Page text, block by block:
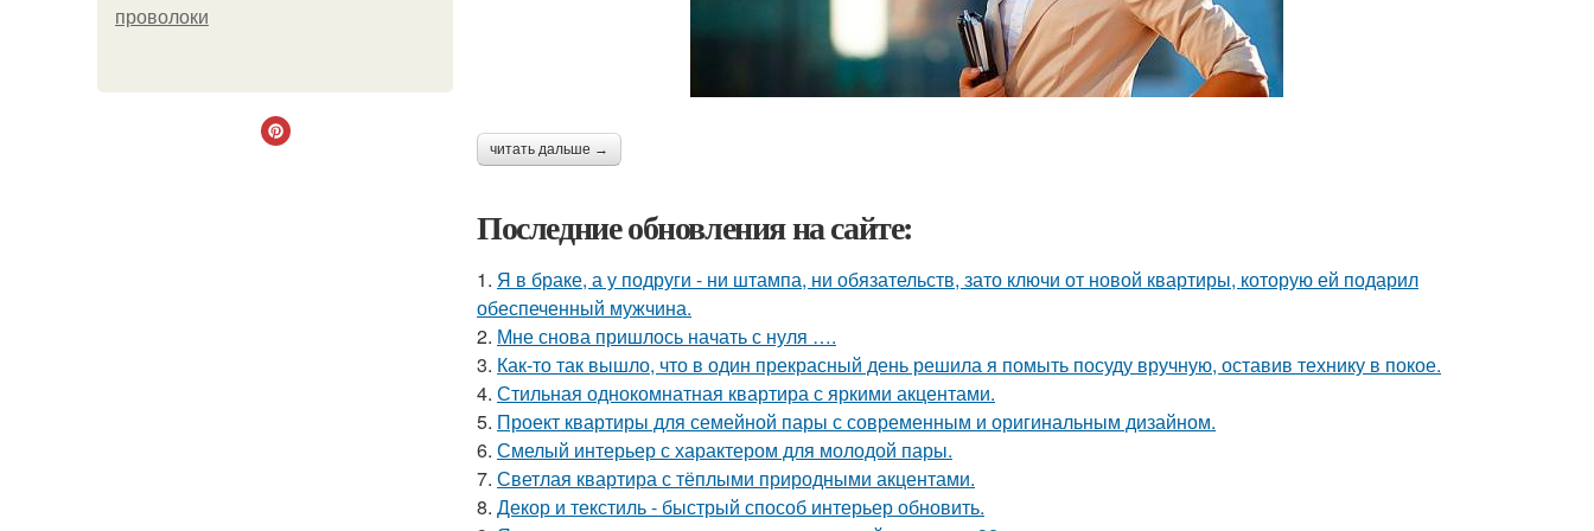
проволоки
читать дальше →
Последние обновления на сайте:
1. Я в браке, а у подруги - ни штампа, ни обязательств, зато ключи от новой квартиры, которую ей подарил
обеспеченный мужчина.
2. Мне снова пришлось начать с нуля ….
3. Как-то так вышло, что в один прекрасный день решила я помыть посуду вручную, оставив технику в покое.
4. Стильная однокомнатная квартира с яркими акцентами.
5. Проект квартиры для семейной пары с современным и оригинальным дизайном.
6. Смелый интерьер с характером для молодой пары.
7. Светлая квартира с тёплыми природными акцентами.
8. Декор и текстиль - быстрый способ интерьер обновить.